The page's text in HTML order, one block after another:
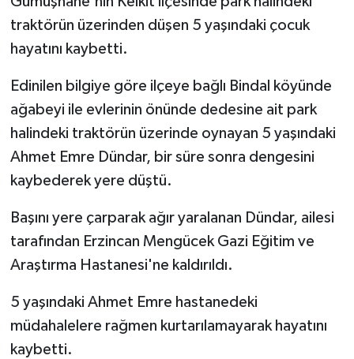
traktörün üzerinden düşen 5 yaşındaki çocuk
hayatını kaybetti.
Edinilen bilgiye göre ilçeye bağlı Bindal köyünde
ağabeyi ile evlerinin önünde dedesine ait park
halindeki traktörün üzerinde oynayan 5 yaşındaki
Ahmet Emre Dündar, bir süre sonra dengesini
kaybederek yere düştü.
Başını yere çarparak ağır yaralanan Dündar, ailesi
tarafından Erzincan Mengücek Gazi Eğitim ve
Araştırma Hastanesi'ne kaldırıldı.
5 yaşındaki Ahmet Emre hastanedeki
müdahalelere rağmen kurtarılamayarak hayatını
kaybetti.